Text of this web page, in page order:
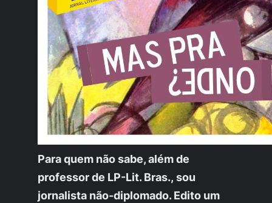
Para quem não sabe, além de
professor de LP-Lit. Bras., sou
jornalista não-diplomado. Edito um